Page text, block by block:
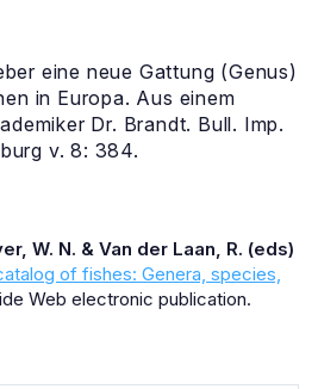
eine neue Gattung (Genus)
in Europa. Aus einem
Dr. Brandt. Bull. Imp.
v. 8: 384.
W. N. & Van der Laan, R. (eds)
of fishes: Genera, species,
Web electronic publication.